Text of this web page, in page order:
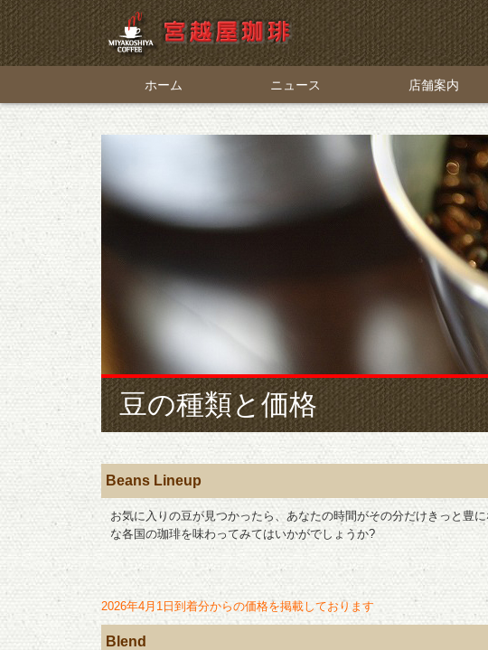
ホーム ニュース 店舗案内
豆の種類と価格
Beans Lineup
お気に入りの豆が見つかったら、あなたの時間がその分だけきっと豊
な各国の珈琲を味わってみてはいかがでしょうか?
2026年4月1日到着分からの価格を掲載しております
Blend